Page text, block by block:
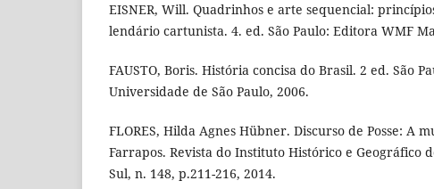
EISNER, Will. Quadrinhos e arte sequencial:
lendário cartunista. 4. ed. São Paulo: Editora WMF
FAUSTO, Boris. História concisa do Brasil. 2 ed. São
Universidade de São Paulo, 2006.
FLORES, Hilda Agnes Hübner. Discurso de Posse: A
Farrapos. Revista do Instituto Histórico e Geográfico
Sul, n. 148, p.211-216, 2014.